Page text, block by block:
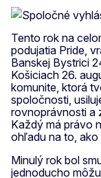
Tento rok na
podujatia Pride,
Banskej Bystrici
Košiciach 26.
komunite, ktorá
spoločnosti,
rovnoprávnosti a
Každý má právo
ohľadu na to,
Minulý rok bol
jednoducho